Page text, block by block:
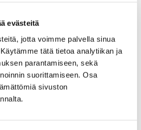
evästeitä
jotta voimme palvella sinua
tätä tietoa analytiikan ja
parantamiseen, sekä
suorittamiseen. Osa
sivuston
Satakunnan alueella